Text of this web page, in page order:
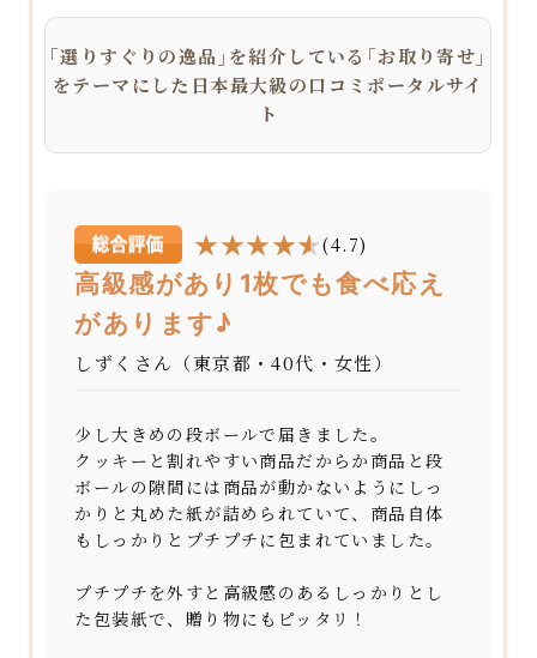
｢選りすぐりの逸品｣を紹介している｢お取り寄せ｣
をテーマにした日本最大級の口コミポータルサイ
ト
高級感があり1枚でも食べ応え
があります♪
しずくさん（東京都・40代・女性）
(4.7)
少し大きめの段ボールで届きました。
クッキーと割れやすい商品だからか商品と段
ボールの隙間には商品が動かないようにしっ
かりと丸めた紙が詰められていて、商品自体
もしっかりとプチプチに包まれていました。
プチプチを外すと高級感のあるしっかりとし
た包装紙で、贈り物にもピッタリ！